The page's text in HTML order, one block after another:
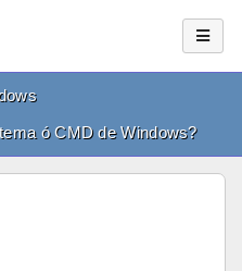
ó CMD de Windows?